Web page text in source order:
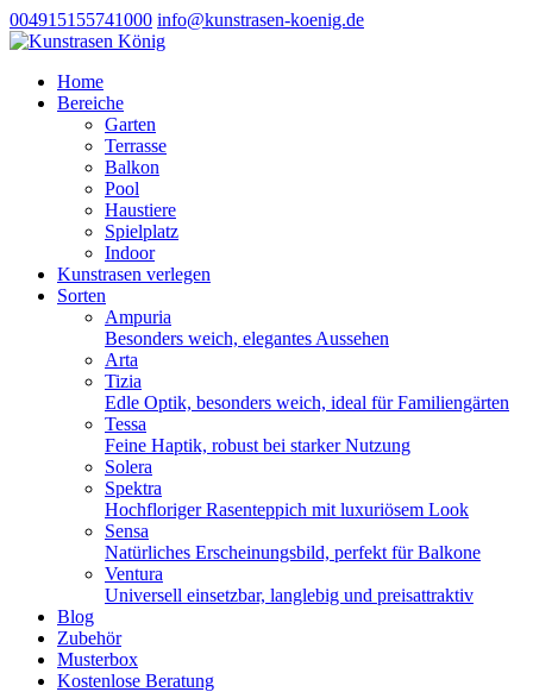
004915155741000 info@kunstrasen-koenig.de
Home
Bereiche
Garten
Terrasse
Balkon
Pool
Haustiere
Spielplatz
Indoor
Kunstrasen verlegen
Sorten
Ampuria
Besonders weich, elegantes Aussehen
Arta
Tizia
Edle Optik, besonders weich, ideal für Familiengärten
Tessa
Feine Haptik, robust bei starker Nutzung
Solera
Spektra
Hochfloriger Rasenteppich mit luxuriösem Look
Sensa
Natürliches Erscheinungsbild, perfekt für Balkone
Ventura
Universell einsetzbar, langlebig und preisattraktiv
Blog
Zubehör
Musterbox
Kostenlose Beratung